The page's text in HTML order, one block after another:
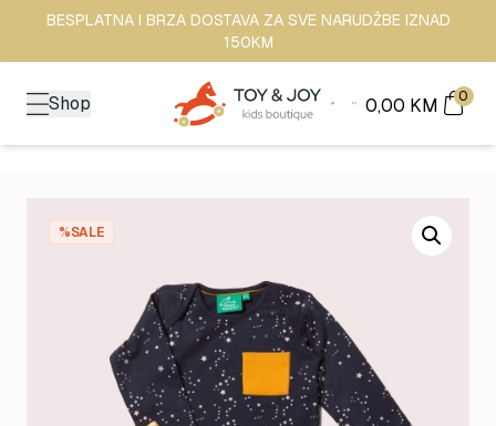
BESPLATNA I BRZA DOSTAVA ZA SVE NARUDŽBE IZNAD
150KM
Shop 0,00 KM 0
%SALE